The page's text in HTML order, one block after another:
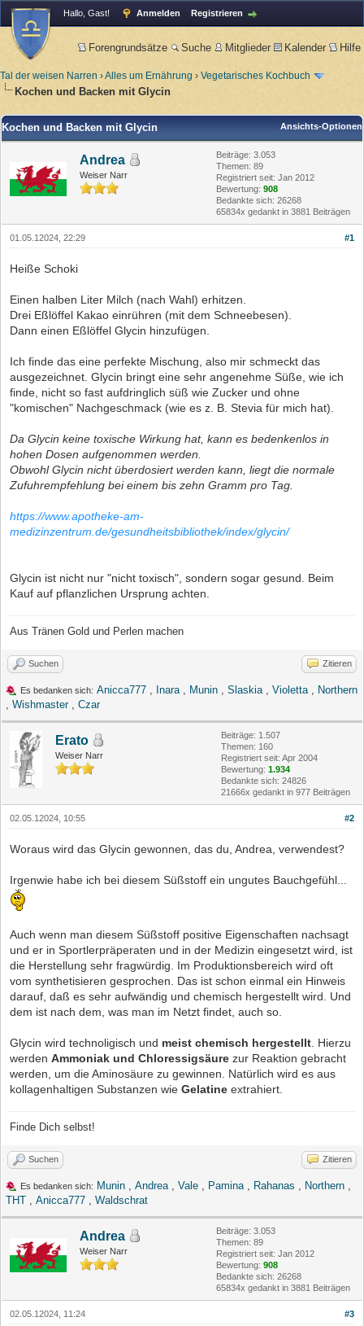
Hallo, Gast! Anmelden Registrieren
Forengrundsätze Suche Mitglieder Kalender Hilfe
Tal der weisen Narren ›Alles um Ernährung › Vegetarisches Kochbuch
Kochen und Backen mit Glycin
Ansichts-Optionen
Kochen und Backen mit Glycin
Andrea
Weiser Narr
Beiträge: 3.053
Themen: 89
Registriert seit: Jan 2012
Bewertung: 908
Bedankte sich: 26268
65834x gedankt in 3881 Beiträgen
#1
01.05.12024, 22:29
Heiße Schoki
Einen halben Liter Milch (nach Wahl) erhitzen.
Drei Eßlöffel Kakao einrühren (mit dem Schneebesen).
Dann einen Eßlöffel Glycin hinzufügen.
Ich finde das eine perfekte Mischung, also mir schmeckt das
ausgezeichnet. Glycin bringt eine sehr angenehme Süße, wie ich
finde, nicht so fast aufdringlich süß wie Zucker und ohne
"komischen" Nachgeschmack (wie es z. B. Stevia für mich hat).
Da Glycin keine toxische Wirkung hat, kann es bedenkenlos in
hohen Dosen aufgenommen werden.
Obwohl Glycin nicht überdosiert werden kann, liegt die normale
Zufuhrempfehlung bei einem bis zehn Gramm pro Tag.
https://www.apotheke-am-
medizinzentrum.de/gesundheitsbibliothek/index/glycin/
Glycin ist nicht nur "nicht toxisch", sondern sogar gesund. Beim
Kauf auf pflanzlichen Ursprung achten.
Aus Tränen Gold und Perlen machen
Suchen Zitieren
Es bedanken sich: Anicca777 Inara Munin Slaskia Violetta
Northern
Wishmaster, Czar
Erato
Weiser Narr
Beiträge: 1.507
Themen: 160
Registriert seit: Apr 2004
Bewertung: 1.934
Bedankte sich: 24826
21666x gedankt in 977 Beiträgen
#2
02.05.12024, 10:55
Woraus wird das Glycin gewonnen, das du, Andrea, verwendest?
Irgenwie habe ich bei diesem Süßstoff ein ungutes Bauchgefühl...
Auch wenn man diesem Süßstoff positive Eigenschaften nachsagt
und er in Sportlerpräperaten und in der Medizin eingesetzt wird, ist
die Herstellung sehr fragwürdig. Im Produktionsbereich wird oft
vom synthetisieren gesprochen. Das ist schon einmal ein Hinweis
darauf, daß es sehr aufwändig und chemisch hergestellt wird. Und
dem ist nach dem, was man im Netzt findet, auch so.
Glycin wird technoligisch und meist chemisch hergestellt . Hierzu
werden Ammoniak und Chloressigsäure zur Reaktion gebracht
werden, um die Aminosäure zu gewinnen. Natürlich wird es aus
kollagenhaltigen Substanzen wie Gelatine extrahiert.
Finde Dich selbst!
Suchen Zitieren
Es bedanken sich: Munin Andrea Vale Pamina Rahanas Northern
THT
Anicca777 Waldschrat
Andrea
Weiser Narr
Beiträge: 3.053
Themen: 89
Registriert seit: Jan 2012
Bewertung: 908
Bedankte sich: 26268
65834x gedankt in 3881 Beiträgen
#3
02.05.12024, 11:24